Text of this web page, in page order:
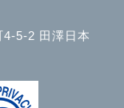
5-2 田澤日本